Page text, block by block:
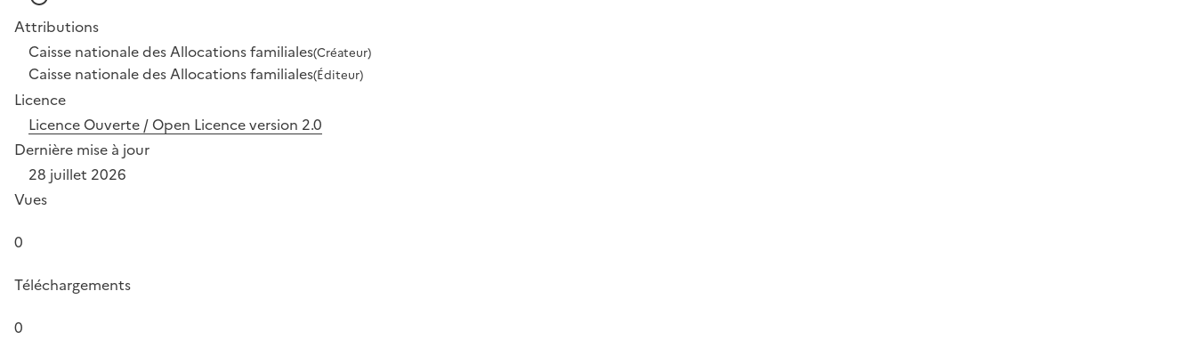
Attributions
Caisse nationale des Allocations familiales(Créateur)
Caisse nationale des Allocations familiales(Éditeur)
Licence
Licence Ouverte / Open Licence version 2.0
Dernière mise à jour
28 juillet 2026
Vues
0
Téléchargements
0